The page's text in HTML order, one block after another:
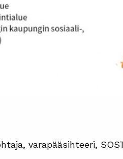
varapääsihteeri,